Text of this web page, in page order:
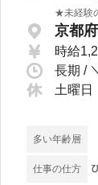
★未経験
京都
時給
長期 /
土曜日
多い年齢層
仕事の仕方